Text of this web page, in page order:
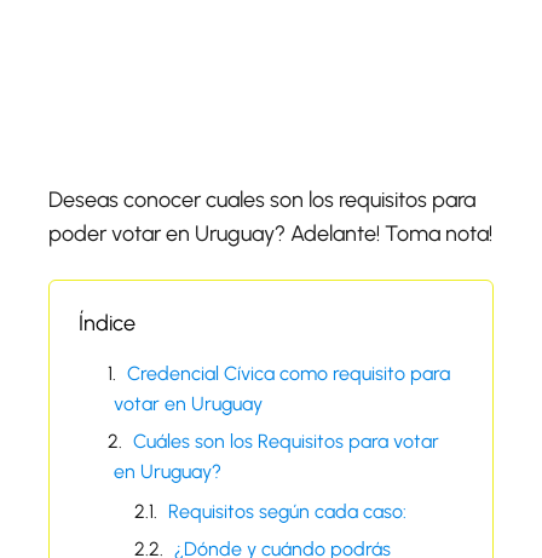
Deseas conocer cuales son los requisitos para
poder votar en Uruguay? Adelante! Toma nota!
Índice
Credencial Cívica como requisito para
votar en Uruguay
Cuáles son los Requisitos para votar
en Uruguay?
Requisitos según cada caso:
¿Dónde y cuándo podrás